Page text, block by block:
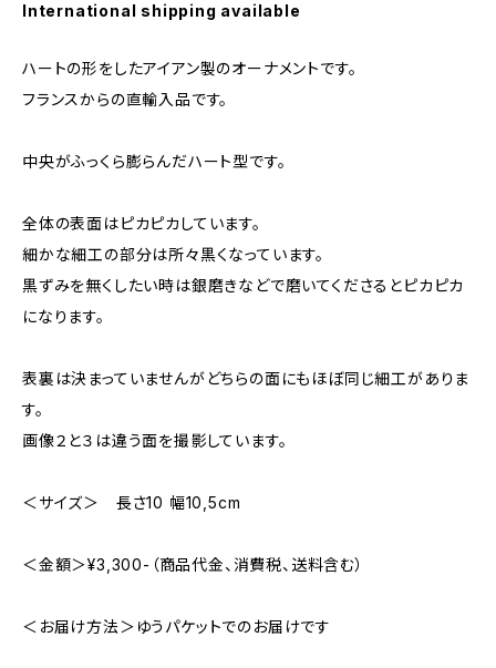
International shipping available
ハートの形をしたアイアン製のオーナメントです。
フランスからの直輸入品です。
中央がふっくら膨らんだハート型です。
全体の表面はピカピカしています。
細かな細工の部分は所々黒くなっています。
黒ずみを無くしたい時は銀磨きなどで磨いてくださるとピカピカ
になります。
表裏は決まっていませんがどちらの面にもほぼ同じ細工がありま
す。
画像２と３は違う面を撮影しています。
＜サイズ＞ 長さ10 幅10,5cm
＜金額＞¥3,300-（商品代金、消費税、送料含む）
＜お届け方法＞ゆうパケットでのお届けです